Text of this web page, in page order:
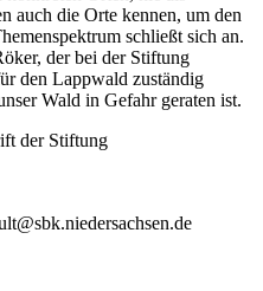
auch die Orte kennen, um den
schließt sich an.
der bei der Stiftung
den Lappwald zuständig
Wald in Gefahr geraten ist.
der Stiftung